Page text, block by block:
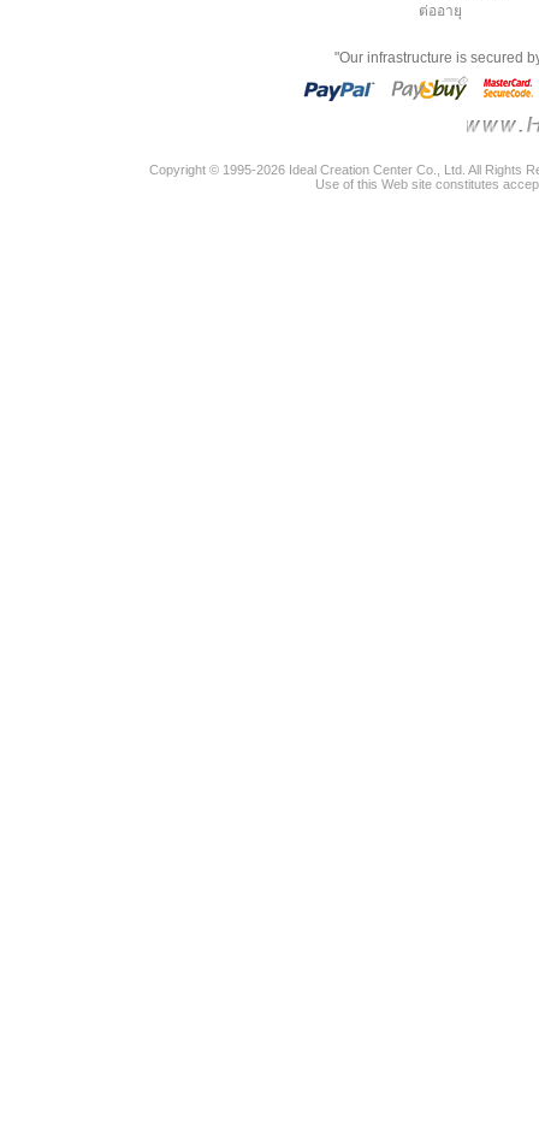
ต่ออายุ
"Our infrastructure is secured
Copyright © 1995-2026 Ideal Creation Center Co., Ltd. All Rights
Use of this Web site constitutes